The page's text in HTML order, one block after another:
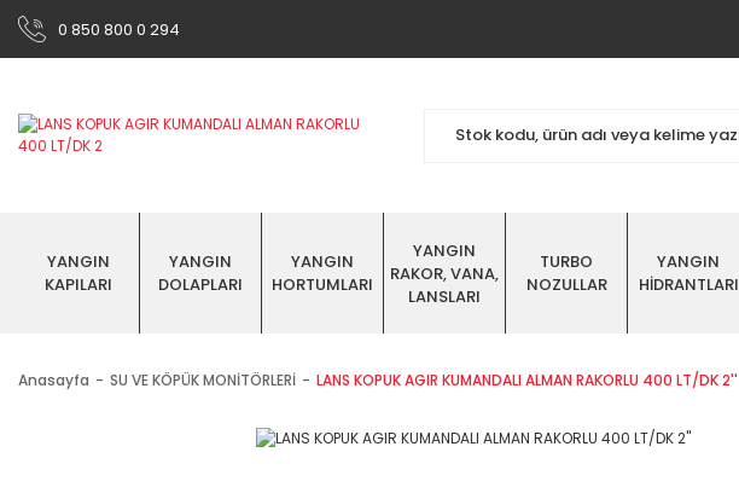
0 850 800 0 294
YANGIN
KAPILARI
YANGIN
DOLAPLARI
YANGIN
HORTUMLARI
YANGIN
RAKOR, VANA,
LANSLARI
TURBO
NOZULLAR
YANGIN
HİDRANTLARI
Anasayfa SU VE KÖPÜK MONİTÖRLERİ LANS KOPUK AGIR KUMANDALI ALMAN RAKORLU 400 LT/DK 2''